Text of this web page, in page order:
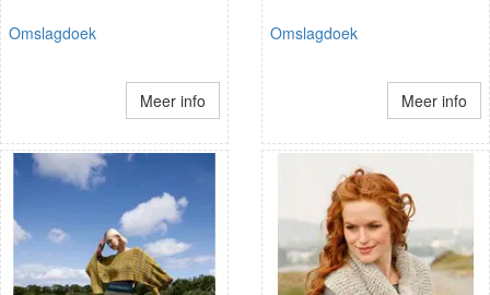
Omslagdoek
Meer info
Omslagdoek
Meer info